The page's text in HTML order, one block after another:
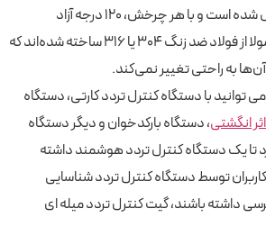
مکانیزم و سه میله تشکیل شده است و با هر چرخش، 120 درجه آزاد
می‌شود. این گیت‌ها معمولا از فولاد ضد زنگ 304 یا 316 ساخته شده‌اند که
به راحتی تغییر نمی‌کند.
توانید با دستگاه کنترل تردد کارتی، دستگاه
انگشتی، دستگاه بارکدخوان و دیگر دستگاه
تا یک دستگاه کنترل تردد هوشمند داشته
توسط دستگاه کنترل تردد شناسایی
داشته باشند، گیت کنترل تردد میله ای